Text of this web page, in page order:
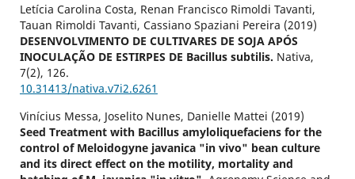
Letícia Carolina Costa, Renan Francisco Rimoldi Tavanti,
Tauan Rimoldi Tavanti, Cassiano Spaziani Pereira (2019)
DESENVOLVIMENTO DE CULTIVARES DE SOJA APÓS
INOCULAÇÃO DE ESTIRPES DE Bacillus subtilis. Nativa,
7(2), 126.
10.31413/nativa.v7i2.6261
Vinícius Messa, Joselito Nunes, Danielle Mattei (2019)
Seed Treatment with Bacillus amyloliquefaciens for the
control of Meloidogyne javanica "in vivo" bean culture
and its direct effect on the motility, mortality and